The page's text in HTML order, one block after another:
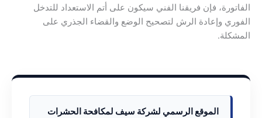
الفاتورة، فإن فريقنا الفني سيكون على أتم الاستعداد للتدخل
الفوري وإعادة الرش لتصحيح الوضع والقضاء الجذري على
المشكلة.
الموقع الرسمي لشركة سيف لمكافحة الحشرات